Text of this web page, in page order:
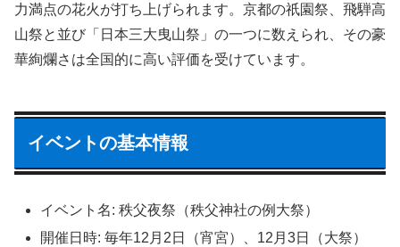
力満点の花火が打ち上げられます。京都の祇園祭、飛騨高
山祭と並び「日本三大曳山祭」の一つに数えられ、その豪
華絢爛さは全国的に高い評価を受けています。
イベントの基本情報
イベント名: 秩父夜祭（秩父神社の例大祭）
開催日時: 毎年12月2日（宵宮）、12月3日（大祭）